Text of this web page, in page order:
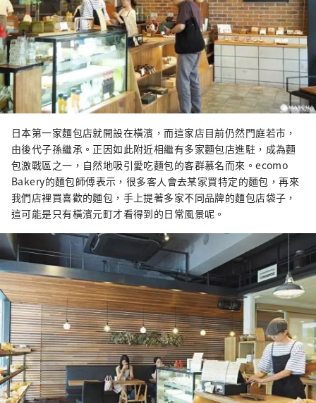
日本第一家麵包店就開設在橫濱，而這家店目前仍然門庭若市，
由後代子孫繼承。正因如此附近相繼有多家麵包店進駐，成為麵
包激戰區之一，自然地吸引愛吃麵包的客群慕名而來。ecomo
Bakery的麵包師傅表示，很多客人會去某家買特定的麵包，再來
我們店裡買喜歡的麵包，手上提著多家不同品牌的麵包店袋子，
這可能是只有橫濱元町才看得到的日常風景呢。